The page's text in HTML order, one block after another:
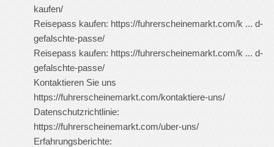
kaufen/
Reisepass kaufen: https://fuhrerscheinemarkt.com/k ... d-
gefalschte-passe/
Reisepass kaufen: https://fuhrerscheinemarkt.com/k ... d-
gefalschte-passe/
Kontaktieren Sie uns
https://fuhrerscheinemarkt.com/kontaktiere-uns/
Datenschutzrichtlinie:
https://fuhrerscheinemarkt.com/uber-uns/
Erfahrungsberichte: